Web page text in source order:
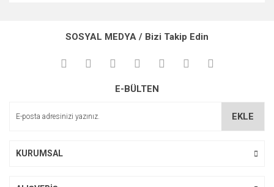
kullanarak tarafımıza iletebilirsiniz.
Görüş ve önerileriniz için teşekkür ederiz.
Ürün açıklamasında eksik bilgiler bulunuyor.
SOSYAL MEDYA / Bizi Takip Edin
E-BÜLTEN
EKLE
KURUMSAL